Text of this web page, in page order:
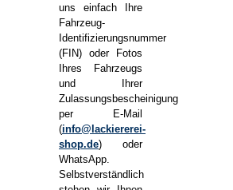
uns einfach Ihre
Fahrzeug-
Identifizierungsnummer
(FIN) oder Fotos
Ihres Fahrzeugs
und Ihrer
Zulassungsbescheinigung
per E-Mail
(info@lackiererei-
shop.de) oder
WhatsApp.
Selbstverständlich